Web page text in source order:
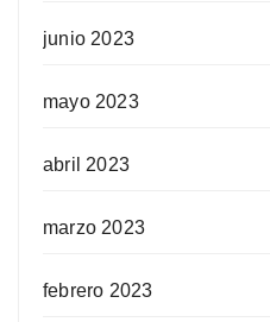
junio 2023
mayo 2023
abril 2023
marzo 2023
febrero 2023